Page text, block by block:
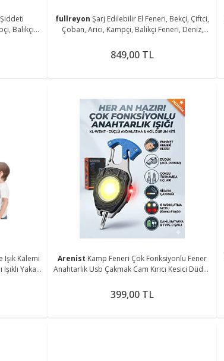
Balıkçı
fullreyonŞarj Edilebilir El Feneri, Bekçi, Çiftci,
Çoban, Arıcı, Kampçı, Balıkçı Feneri, Deniz,
849,00 TL
Kalemi
Yaka
Arenist Kamp Feneri Çok Fonksiyonlu Fener
Anahtarlık Usb Çakmak Cam Kırıcı Kesici Düdük
399,00 TL